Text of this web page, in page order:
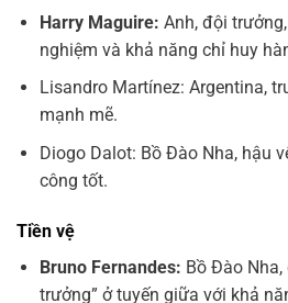
Harry Maguire: Anh, đội
nghiệm và khả năng chỉ huy
Lisandro Martínez: Argentina,
mạnh mẽ.
Diogo Dalot: Bồ Đào Nha, hậu
công tốt.
Tiền vệ
Bruno Fernandes: Bồ Đào
trưởng” ở tuyến giữa với khả